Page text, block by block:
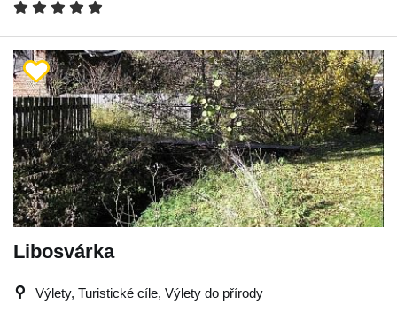
Libosvárka
Výlety, Turistické cíle, Výlety do přírody